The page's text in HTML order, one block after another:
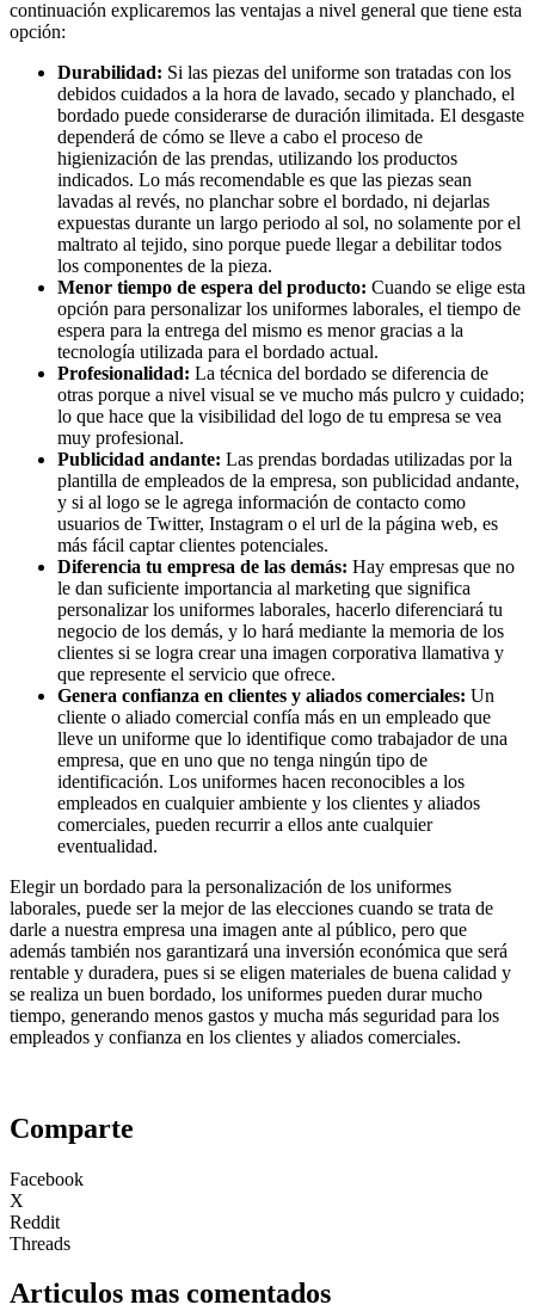
continuación explicaremos las ventajas a nivel general que tiene esta
opción:
Durabilidad: Si las piezas del uniforme son tratadas con los
debidos cuidados a la hora de lavado, secado y planchado, el
bordado puede considerarse de duración ilimitada. El desgaste
dependerá de cómo se lleve a cabo el proceso de
higienización de las prendas, utilizando los productos
indicados. Lo más recomendable es que las piezas sean
lavadas al revés, no planchar sobre el bordado, ni dejarlas
expuestas durante un largo periodo al sol, no solamente por el
maltrato al tejido, sino porque puede llegar a debilitar todos
los componentes de la pieza.
Menor tiempo de espera del producto: Cuando se elige esta
opción para personalizar los uniformes laborales, el tiempo de
espera para la entrega del mismo es menor gracias a la
tecnología utilizada para el bordado actual.
Profesionalidad: La técnica del bordado se diferencia de
otras porque a nivel visual se ve mucho más pulcro y cuidado;
lo que hace que la visibilidad del logo de tu empresa se vea
muy profesional.
Publicidad andante: Las prendas bordadas utilizadas por la
plantilla de empleados de la empresa, son publicidad andante,
y si al logo se le agrega información de contacto como
usuarios de Twitter, Instagram o el url de la página web, es
más fácil captar clientes potenciales.
Diferencia tu empresa de las demás: Hay empresas que no
le dan suficiente importancia al marketing que significa
personalizar los uniformes laborales, hacerlo diferenciará tu
negocio de los demás, y lo hará mediante la memoria de los
clientes si se logra crear una imagen corporativa llamativa y
que represente el servicio que ofrece.
Genera confianza en clientes y aliados comerciales: Un
cliente o aliado comercial confía más en un empleado que
lleve un uniforme que lo identifique como trabajador de una
empresa, que en uno que no tenga ningún tipo de
identificación. Los uniformes hacen reconocibles a los
empleados en cualquier ambiente y los clientes y aliados
comerciales, pueden recurrir a ellos ante cualquier
eventualidad.
Elegir un bordado para la personalización de los uniformes
laborales, puede ser la mejor de las elecciones cuando se trata de
darle a nuestra empresa una imagen ante al público, pero que
además también nos garantizará una inversión económica que será
rentable y duradera, pues si se eligen materiales de buena calidad y
se realiza un buen bordado, los uniformes pueden durar mucho
tiempo, generando menos gastos y mucha más seguridad para los
empleados y confianza en los clientes y aliados comerciales.
Comparte
Facebook
X
Reddit
Threads
Articulos mas comentados